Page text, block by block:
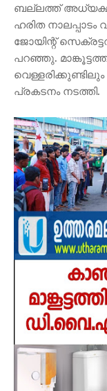
ബല്ലത്ത്
ഹരിത നാലപ്പാടം
ജോയിന്റ്
പറഞ്ഞു.
പ്രകടനം നടത്തി.